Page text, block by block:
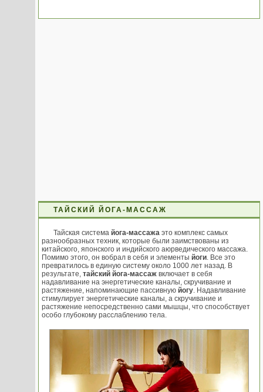
ТАЙСКИЙ ЙОГА-МАССАЖ
Тайская система йога-массажа это комплекс самых
разнообразных техник, которые были заимствованы из
китайского, японского и индийского аюрведического массажа.
Помимо этого, он вобрал в себя и элементы йоги. Все это
превратилось в единую систему около 1000 лет назад. В
результате, тайский йога-массаж включает в себя
надавливание на энергетические каналы, скручивание и
растяжение, напоминающие пассивную йогу. Надавливание
стимулирует энергетические каналы, а скручивание и
растяжение непосредственно сами мышцы, что способствует
особо глубокому расслаблению тела.